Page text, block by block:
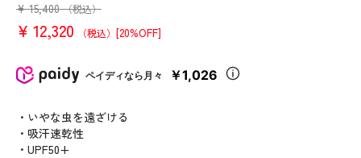
¥ 15,400 （税込）
¥ 12,320 （税込） [20%OFF]
ペイディなら月々 ￥1,026
・いやな虫を遠ざける
・吸汗速乾性
・UPF50+